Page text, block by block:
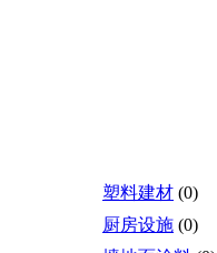
塑料建材 (0)
厨房设施 (0)